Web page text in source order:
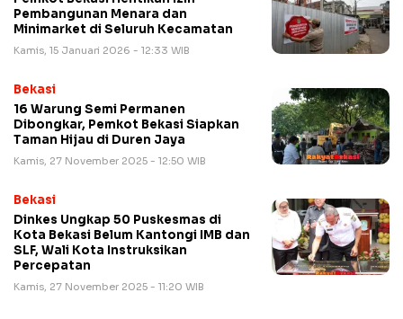
Pembangunan Menara dan
Minimarket di Seluruh Kecamatan
Kamis, 15 Januari 2026 - 12:33 WIB
Bekasi
16 Warung Semi Permanen
Dibongkar, Pemkot Bekasi Siapkan
Taman Hijau di Duren Jaya
Kamis, 27 November 2025 - 12:50 WIB
Bekasi
Dinkes Ungkap 50 Puskesmas di
Kota Bekasi Belum Kantongi IMB dan
SLF, Wali Kota Instruksikan
Percepatan
Kamis, 27 November 2025 - 11:20 WIB